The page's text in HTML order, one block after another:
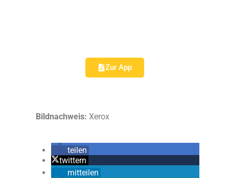
Zur App
Bildnachweis: Xerox
teilen
twittern
mitteilen